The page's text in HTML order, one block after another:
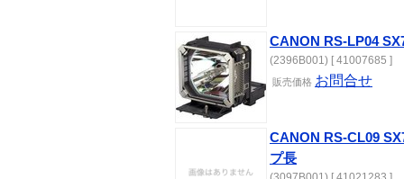
CANON RS-LP04
(2396B001) [ 41007685 ]
販売価格 お問合せ
CANON RS-CL09
プ長